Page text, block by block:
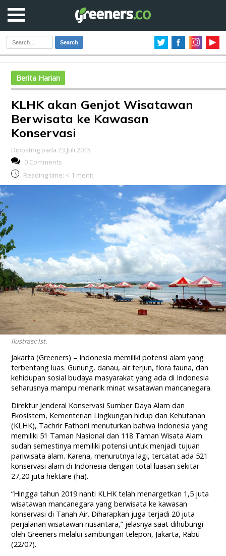
Search
Berita Harian
KLHK akan Genjot Wisatawan
Berwisata ke Kawasan
Konservasi
Diposting pada 23 Juli 2015
0 Comments
Reading time: < 1 menit
Ilustrasi: Ist.
Jakarta (Greeners) – Indonesia memiliki potensi alam yang
terbentang luas. Gunung, danau, air terjun, flora fauna, dan
kehidupan sosial budaya masyarakat yang ada di Indonesia
seharusnya mampu menarik minat wisatawan mancanegara.
Direktur Jenderal Konservasi Sumber Daya Alam dan
Ekosistem, Kementerian Lingkungan hidup dan Kehutanan
(KLHK), Tachrir Fathoni menuturkan bahwa Indonesia yang
memiliki 51 Taman Nasional dan 118 Taman Wisata Alam
sudah semestinya memiliki potensi untuk menjadi tujuan
pariwisata alam. Karena, menurutnya lagi, tercatat ada 521
konservasi alam di Indonesia dengan total luasan sekitar
27,20 juta hektare (ha).
“Hingga tahun 2019 nanti KLHK telah menargetkan 1,5 juta
wisatawan mancanegara yang berwisata ke kawasan
konservasi di Tanah Air. Diharapkan juga terjadi 20 juta
perjalanan wisatawan nusantara,” jelasnya saat dihubungi
oleh Greeners melalui sambungan telepon, Jakarta, Rabu
(22/07).